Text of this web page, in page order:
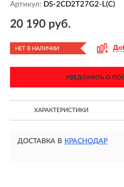
Артикул: DS-2CD2T27G2-L(C)
20 190 руб.
НЕТ В НАЛИЧИИ
УВЕДОМИТЬ О
ХАРАКТЕРИСТИКИ
ДОСТАВКА В КРАСНОДАР